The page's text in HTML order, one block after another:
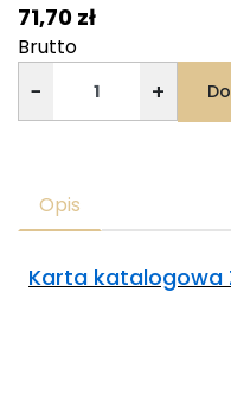
71,70 zł
Brutto
− +
Opis
Karta katalogowa